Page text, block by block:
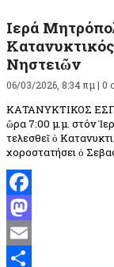
Ιερά
Νηστειῶν
06/03/2026, 8:34 πμ | 0
ΚΑΤΑΝΥΚΤΙΚΟΣ
ὥρα 7:00 μ.μ. στόν
τελεσθεῖ ὁ
χοροστατήσει ὁ
Facebook
Mastodon
Email